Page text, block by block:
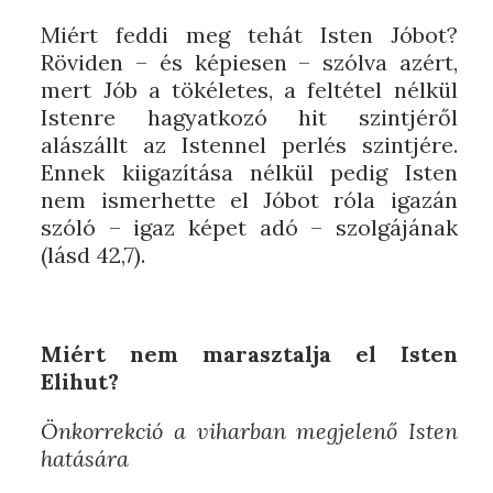
Miért feddi meg tehát Isten Jóbot?
Röviden – és képiesen – szólva azért,
mert Jób a tökéletes, a feltétel nélkül
Istenre hagyatkozó hit szintjéről
alászállt az Istennel perlés szintjére.
Ennek kiigazítása nélkül pedig Isten
nem ismerhette el Jóbot róla igazán
szóló – igaz képet adó – szolgájának
(lásd 42,7).
Miért nem marasztalja el Isten
Elihut?
Önkorrekció a viharban megjelenő Isten
hatására